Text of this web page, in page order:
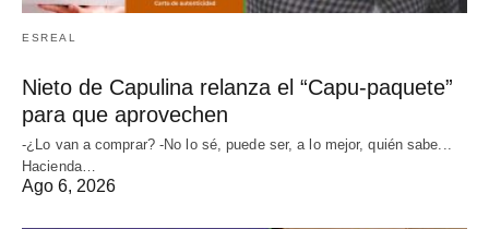
ESREAL
Nieto de Capulina relanza el “Capu-paquete”
para que aprovechen
-¿Lo van a comprar? -No lo sé, puede ser, a lo mejor, quién sabe...
Hacienda…
Ago 6, 2026